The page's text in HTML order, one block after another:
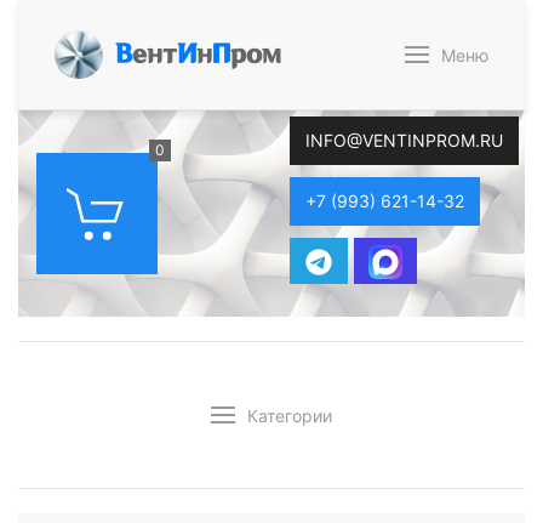
ВентИнПром Меню
0 INFO@VENTINPROM.RU
+7 (993) 621-14-32
Категории